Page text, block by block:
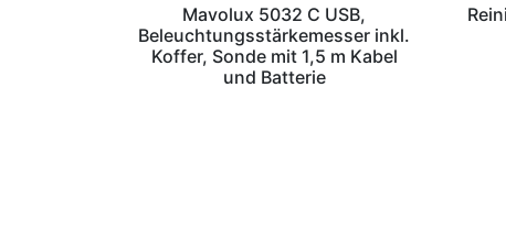
Mavolux 5032 C USB,
Beleuchtungsstärkemesser inkl.
Koffer, Sonde mit 1,5 m Kabel
und Batterie